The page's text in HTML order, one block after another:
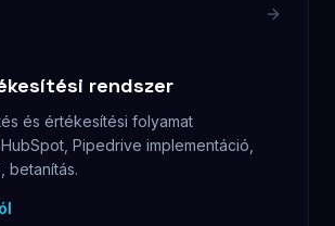
rendszer
és értékesítési folyamat
Pipedrive implementáció,
betanítás.